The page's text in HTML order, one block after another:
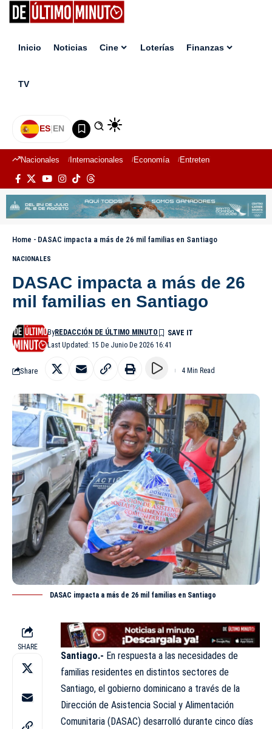
Inicio Noticias Cine Loterías Finanzas
TV
ES|EN
Nacionales Internacionales Economía Entretenimiento
Home - DASAC impacta a más de 26 mil familias en Santiago
NACIONALES
DASAC impacta a más de 26
mil familias en Santiago
Last Updated: 15 De Junio De 2026 16:41
ByREDACCIÓN DE ÚLTIMO MINUTO
Share 4 Min Read
DASAC impacta a más de 26 mil familias en Santiago
SHARE
Santiago.- En respuesta a las necesidades de
familias residentes en distintos sectores de
Santiago, el gobierno dominicano a través de la
Dirección de Asistencia Social y Alimentación
Comunitaria (DASAC) desarrolló durante cinco días